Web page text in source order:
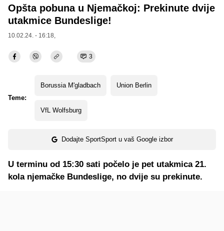
Opšta pobuna u Njemačkoj: Prekinute dvije
utakmice Bundeslige!
10.02.24. - 16:18,
3
Teme:
Borussia M'gladbach Union Berlin
VfL Wolfsburg
Dodajte SportSport u vaš Google izbor
U terminu od 15:30 sati počelo je pet utakmica 21.
kola njemačke Bundeslige, no dvije su prekinute.